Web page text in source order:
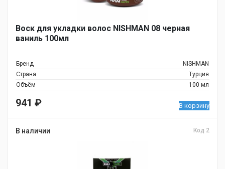
Воск для укладки волос NISHMAN 08 черная
ваниль 100мл
Бренд
NISHMAN
Страна
Турция
Объём
100 мл
941 ₽ В корзину
В наличии Код 2